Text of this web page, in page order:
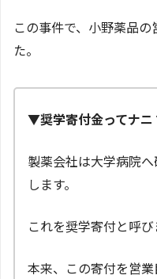
この事件で、小野薬品
た。
▼奨学寄付金ってナニ
製薬会社は大学病院
します。
これを奨学寄付と呼び
本来、この寄付を営